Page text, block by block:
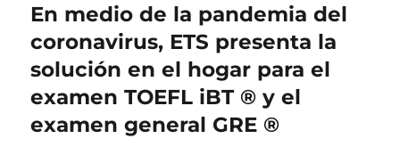
Entrada
siguiente:
En medio de la pandemia del
coronavirus, ETS presenta la
solución en el hogar para el
examen TOEFL iBT ® y el
examen general GRE ®